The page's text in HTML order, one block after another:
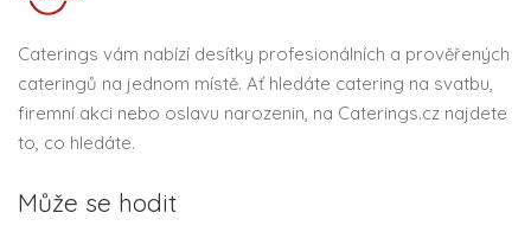
Caterings vám nabízí desítky profesionálních a prověřených
cateringů na jednom místě. Ať hledáte catering na svatbu,
firemní akci nebo oslavu narozenin, na Caterings.cz najdete
to, co hledáte.
Může se hodit